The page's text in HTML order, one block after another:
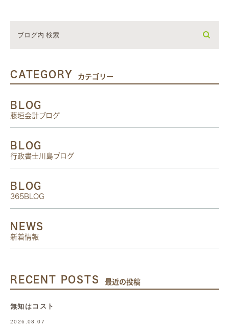
CATEGORY カテゴリー
BLOG
藤垣会計ブログ
BLOG
行政書士川島ブログ
BLOG
365BLOG
NEWS
新着情報
RECENT POSTS 最近の投稿
無知はコスト
2026.08.07